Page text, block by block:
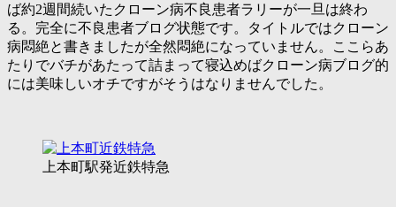
ば約2週間続いたクローン病不良患者ラリーが一旦は終わ
る。完全に不良患者ブログ状態です。タイトルではクローン
病悶絶と書きましたが全然悶絶になっていません。ここらあ
たりでバチがあたって詰まって寝込めばクローン病ブログ的
には美味しいオチですがそうはなりませんでした。
上本町駅発近鉄特急